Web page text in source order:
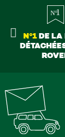
N°1DE LA